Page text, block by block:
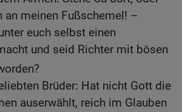
an meinen Fußschemel! –
euch selbst einen
und seid Richter mit bösen
Brüder: Hat nicht Gott die
auserwählt, reich im Glauben